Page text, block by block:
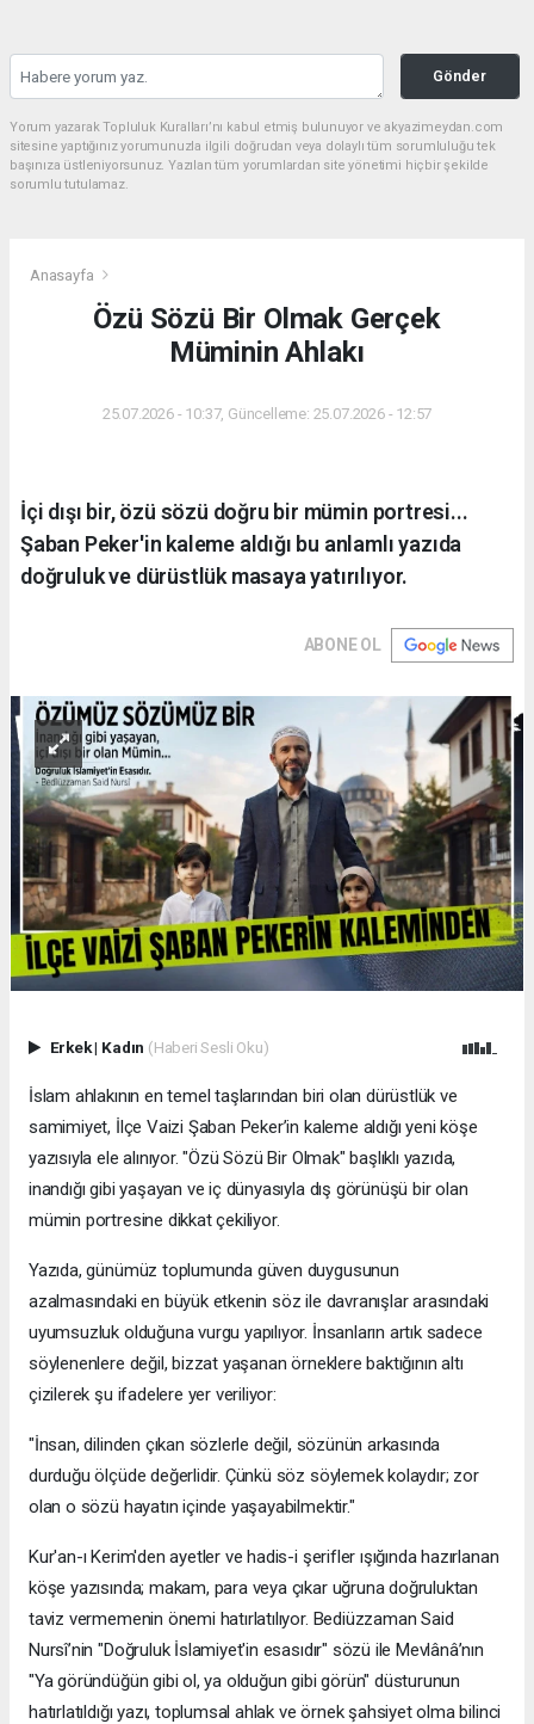
Gönder
Yorum yazarak Topluluk Kuralları’nı kabul etmiş bulunuyor ve akyazimeydan.com
sitesine yaptığınız yorumunuzla ilgili doğrudan veya dolaylı tüm sorumluluğu tek
başınıza üstleniyorsunuz. Yazılan tüm yorumlardan site yönetimi hiçbir şekilde
sorumlu tutulamaz.
Anasayfa
Özü Sözü Bir Olmak Gerçek
Müminin Ahlakı
25.07.2026 - 10:37, Güncelleme: 25.07.2026 - 12:57
İçi dışı bir, özü sözü doğru bir mümin portresi...
Şaban Peker'in kaleme aldığı bu anlamlı yazıda
doğruluk ve dürüstlük masaya yatırılıyor.
ABONE OL
Erkek| Kadın (Haberi Sesli Oku)
İslam ahlakının en temel taşlarından biri olan dürüstlük ve
samimiyet, İlçe Vaizi Şaban Peker’in kaleme aldığı yeni köşe
yazısıyla ele alınıyor. "Özü Sözü Bir Olmak" başlıklı yazıda,
inandığı gibi yaşayan ve iç dünyasıyla dış görünüşü bir olan
mümin portresine dikkat çekiliyor.
​Yazıda, günümüz toplumunda güven duygusunun
azalmasındaki en büyük etkenin söz ile davranışlar arasındaki
uyumsuzluk olduğuna vurgu yapılıyor. İnsanların artık sadece
söylenenlere değil, bizzat yaşanan örneklere baktığının altı
çizilerek şu ifadelere yer veriliyor:
​"İnsan, dilinden çıkan sözlerle değil, sözünün arkasında
durduğu ölçüde değerlidir. Çünkü söz söylemek kolaydır; zor
olan o sözü hayatın içinde yaşayabilmektir."
​Kur'an-ı Kerim'den ayetler ve hadis-i şerifler ışığında hazırlanan
köşe yazısında; makam, para veya çıkar uğruna doğruluktan
taviz vermemenin önemi hatırlatılıyor. Bediüzzaman Said
Nursî’nin "Doğruluk İslamiyet'in esasıdır" sözü ile Mevlânâ’nın
"Ya göründüğün gibi ol, ya olduğun gibi görün" düsturunun
hatırlatıldığı yazı, toplumsal ahlak ve örnek şahsiyet olma bilinci